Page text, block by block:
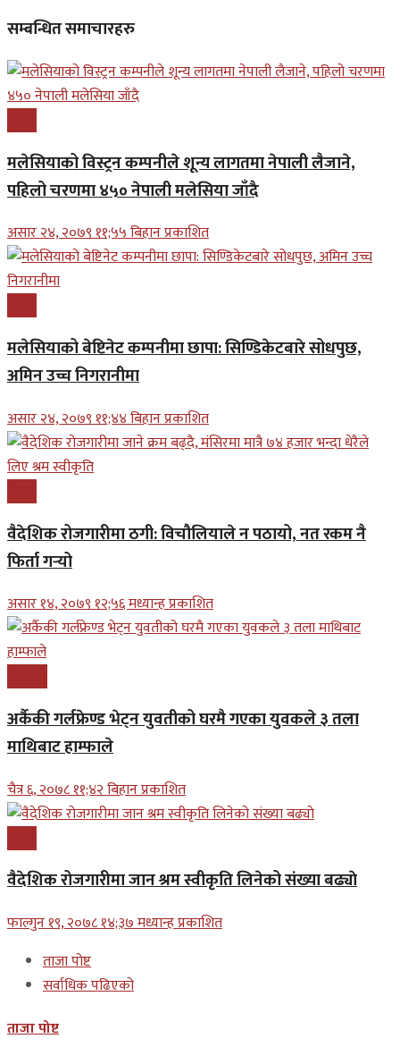
सम्बन्धित समाचारहरु
मलेसियाको विस्ट्रन कम्पनीले शून्य लागतमा नेपाली लैजाने,
पहिलो चरणमा ४५० नेपाली मलेसिया जाँदै
असार २४, २०७९ ११;५५ बिहान प्रकाशित
मलेसियाको बेष्टिनेट कम्पनीमा छापा: सिण्डिकेटबारे सोधपुछ,
अमिन उच्च निगरानीमा
असार २४, २०७९ ११;४४ बिहान प्रकाशित
वैदेशिक रोजगारीमा ठगी: विचौलियाले न पठायो, नत रकम नै
फिर्ता गर्‍यो
असार १४, २०७९ १२;५६ मध्यान्ह प्रकाशित
अर्कैकी गर्लफ्रेण्ड भेट्न युवतीको घरमै गएका युवकले ३ तला
माथिबाट हाम्फाले
चैत्र ६, २०७८ ११;४२ बिहान प्रकाशित
वैदेशिक रोजगारीमा जान श्रम स्वीकृति लिनेको संख्या बढ्याे
फाल्गुन १९, २०७८ १४;३७ मध्यान्ह प्रकाशित
ताजा पोष्ट
सर्वाधिक पढिएको
ताजा पोष्ट